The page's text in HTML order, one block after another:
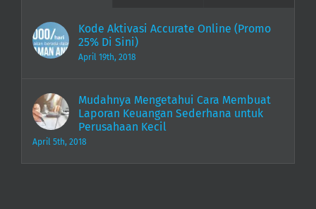
Kode Aktivasi Accurate Online (Promo
25% Di Sini)
April 19th, 2018
Mudahnya Mengetahui Cara Membuat
Laporan Keuangan Sederhana untuk
Perusahaan Kecil
April 5th, 2018